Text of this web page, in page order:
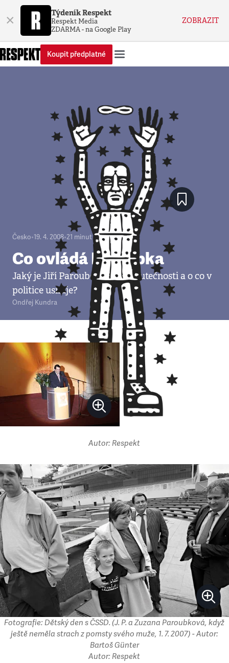
× Týdeník Respekt
Respekt Media
ZDARMA - na Google Play
ZOBRAZIT
Koupit předplatné
Česko•19. 4. 2008•21 minut
Co ovládá Paroubka
Jaký je Jiří Paroubek (55) ve skutečnosti a o co v
politice usiluje?
Ondřej Kundra
Autor: Respekt
Fotografie: Dětský den s ČSSD. (J. P. a Zuzana Paroubková, když
ještě neměla strach z pomsty svého muže, 1. 7. 2007) - Autor:
Bartoš Günter
Autor: Respekt